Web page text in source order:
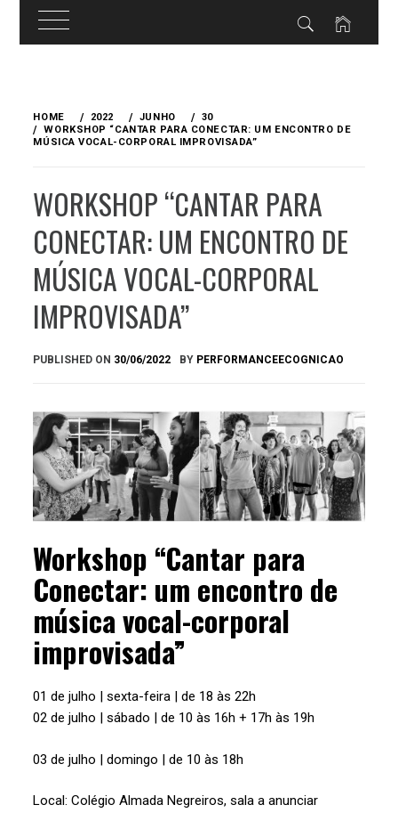
content
HOME 2022 JUNHO
30
WORKSHOP “CANTAR PARA CONECTAR: UM ENCONTRO DE
MÚSICA VOCAL-CORPORAL IMPROVISADA”
WORKSHOP “CANTAR PARA
CONECTAR: UM ENCONTRO DE
MÚSICA VOCAL-CORPORAL
IMPROVISADA”
PUBLISHED ON 30/06/2022 BY PERFORMANCEECOGNICAO
Workshop “Cantar para
Conectar: um encontro de
música vocal-corporal
improvisada”
01 de julho | sexta-feira | de 18 às 22h
02 de julho | sábado | de 10 às 16h + 17h às 19h
03 de julho | domingo | de 10 às 18h
Local: Colégio Almada Negreiros, sala a anunciar